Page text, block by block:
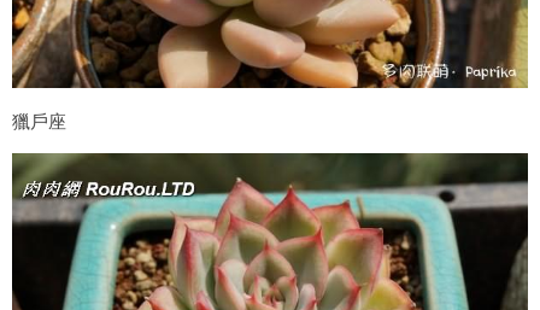
獵戶座